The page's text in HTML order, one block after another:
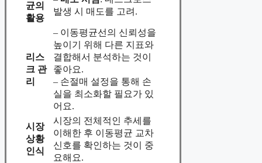
균의
활용
발생 시 매도를 고려.
리스
크 관
리
– 이동평균선의 신뢰성을
높이기 위해 다른 지표와
결합해서 분석하는 것이
좋아요.
– 손절매 설정을 통해 손
실을 최소화할 필요가 있
어요.
시장
상황
인식
시장의 전체적인 추세를
이해한 후 이동평균 교차
신호를 확인하는 것이 중
요해요.